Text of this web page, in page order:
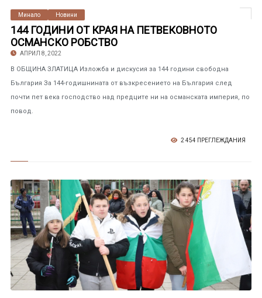
Минало Новини
144 ГОДИНИ ОТ КРАЯ НА ПЕТВЕКОВНОТО
ОСМАНСКО РОБСТВО
АПРИЛ 8, 2022
В ОБЩИНА ЗЛАТИЦА Изложба и дискусия за 144 години свободна
България За 144-годишнината от възкресението на България след
почти пет века господство над предците ни на османската империя, по
повод.
2 454 ПРЕГЛЕЖДАНИЯ